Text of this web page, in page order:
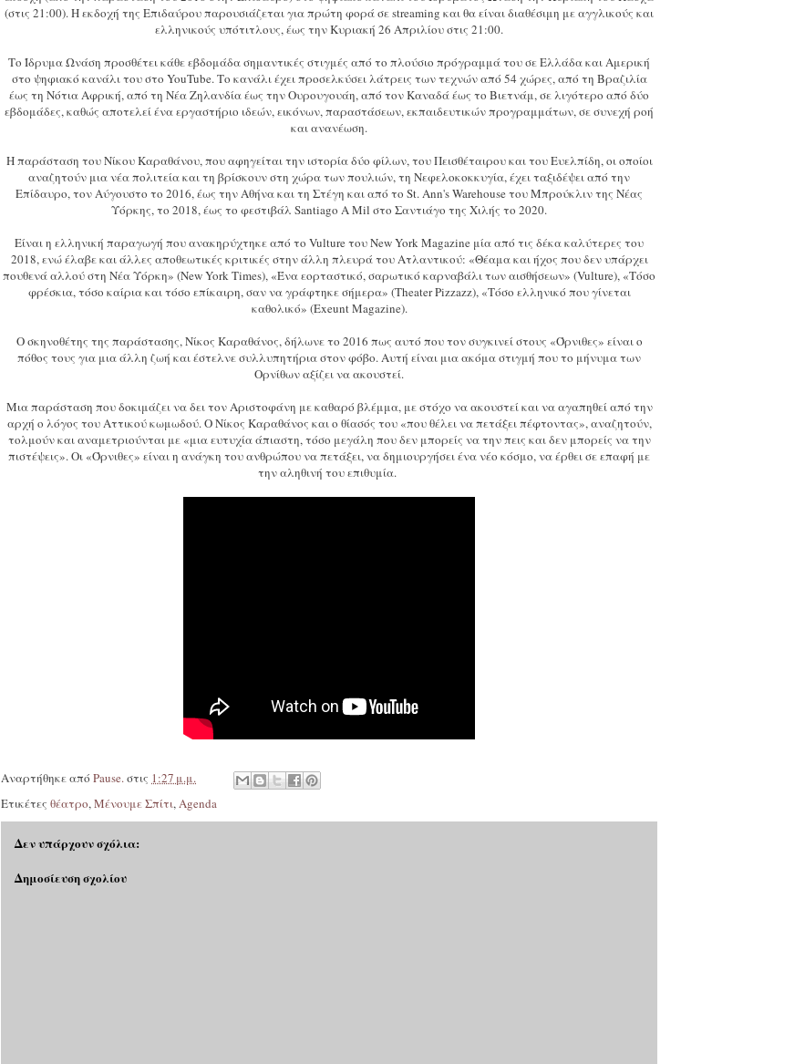
(στις 21:00). Η εκδοχή της Επιδαύρου παρουσιάζεται για πρώτη φορά σε streaming και θα είναι διαθέσιμη με αγγλικούς και
ελληνικούς υπότιτλους, έως την Κυριακή 26 Απριλίου στις 21:00.
Το Ίδρυμα Ωνάση προσθέτει κάθε εβδομάδα σημαντικές στιγμές από το πλούσιο πρόγραμμά του σε Ελλάδα και Αμερική
στο ψηφιακό κανάλι του στο YouTube. Το κανάλι έχει προσελκύσει λάτρεις των τεχνών από 54 χώρες, από τη Βραζιλία
έως τη Νότια Αφρική, από τη Νέα Ζηλανδία έως την Ουρουγουάη, από τον Καναδά έως το Βιετνάμ, σε λιγότερο από δύο
εβδομάδες, καθώς αποτελεί ένα εργαστήριο ιδεών, εικόνων, παραστάσεων, εκπαιδευτικών προγραμμάτων, σε συνεχή ροή
και ανανέωση.
Η παράσταση του Νίκου Καραθάνου, που αφηγείται την ιστορία δύο φίλων, του Πεισθέταιρου και του Ευελπίδη, οι οποίοι
αναζητούν μια νέα πολιτεία και τη βρίσκουν στη χώρα των πουλιών, τη Νεφελοκοκκυγία, έχει ταξιδέψει από την
Επίδαυρο, τον Αύγουστο το 2016, έως την Αθήνα και τη Στέγη και από το St. Ann's Warehouse του Μπρούκλιν της Νέας
Υόρκης, το 2018, έως το φεστιβάλ Santiago A Mil στο Σαντιάγο της Χιλής το 2020.
Είναι η ελληνική παραγωγή που ανακηρύχτηκε από το Vulture του New York Magazine μία από τις δέκα καλύτερες του
2018, ενώ έλαβε και άλλες αποθεωτικές κριτικές στην άλλη πλευρά του Ατλαντικού: «Θέαμα και ήχος που δεν υπάρχει
πουθενά αλλού στη Νέα Υόρκη» (New York Times), «Ένα εορταστικό, σαρωτικό καρναβάλι των αισθήσεων» (Vulture), «Τόσο
φρέσκια, τόσο καίρια και τόσο επίκαιρη, σαν να γράφτηκε σήμερα» (Theater Pizzazz), «Τόσο ελληνικό που γίνεται
καθολικό» (Exeunt Magazine).
Ο σκηνοθέτης της παράστασης, Νίκος Καραθάνος, δήλωνε το 2016 πως αυτό που τον συγκινεί στους «Όρνιθες» είναι ο
πόθος τους για μια άλλη ζωή και έστελνε συλλυπητήρια στον φόβο. Αυτή είναι μια ακόμα στιγμή που το μήνυμα των
Ορνίθων αξίζει να ακουστεί.
Μια παράσταση που δοκιμάζει να δει τον Αριστοφάνη με καθαρό βλέμμα, με στόχο να ακουστεί και να αγαπηθεί από την
αρχή ο λόγος του Αττικού κωμωδού. Ο Νίκος Καραθάνος και ο θίασός του «που θέλει να πετάξει πέφτοντας», αναζητούν,
τολμούν και αναμετριούνται με «μια ευτυχία άπιαστη, τόσο μεγάλη που δεν μπορείς να την πεις και δεν μπορείς να την
πιστέψεις». Οι «Όρνιθες» είναι η ανάγκη του ανθρώπου να πετάξει, να δημιουργήσει ένα νέο κόσμο, να έρθει σε επαφή με
την αληθινή του επιθυμία.
Αναρτήθηκε από Pause.στις 1:27 μ.μ.
Ετικέτες θέατρο,Μένουμε Σπίτι,Agenda
Δεν υπάρχουν σχόλια:
Δημοσίευση σχολίου